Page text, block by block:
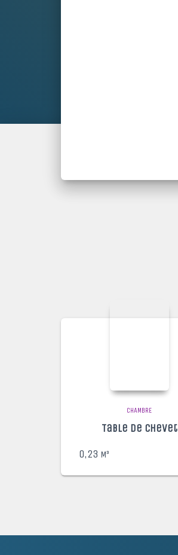
CHAMBRE
Table de Chevet
0,23